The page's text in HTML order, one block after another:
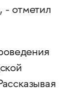
, - отметил